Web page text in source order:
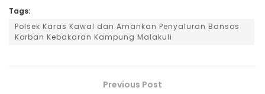
Tags:
Polsek Karas Kawal dan Amankan Penyaluran Bansos
Korban Kebakaran Kampung Malakuli
Previous Post